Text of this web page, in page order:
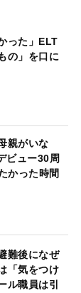
った」ELT
の」を口に
親がいな
ビュー30周
かった時間
難後になぜ
「気をつけ
ル職員は引